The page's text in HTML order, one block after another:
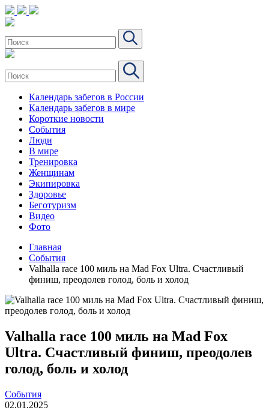
Календарь забегов в России
Календарь забегов в мире
Короткие новости
События
Люди
В мире
Тренировка
Женщинам
Экипировка
Здоровье
Беготуризм
Видео
Фото
Главная
События
Valhalla race 100 миль на Mad Fox Ultra. Счастливый
финиш, преодолев голод, боль и холод
Valhalla race 100 миль на Mad Fox
Ultra. Счастливый финиш, преодолев
голод, боль и холод
События
02.01.2025